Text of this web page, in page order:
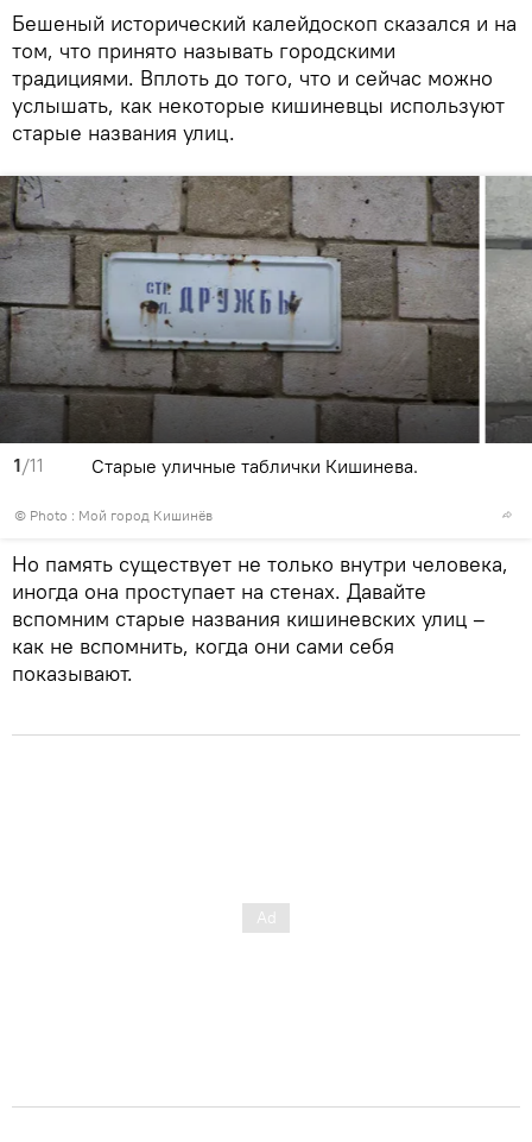
Бешеный исторический калейдоскоп сказался и на
том, что принято называть городскими
традициями. Вплоть до того, что и сейчас можно
услышать, как некоторые кишиневцы используют
старые названия улиц.
1/11
© Photo : Мой город Кишинёв
Старые уличные таблички Кишинева.
Но память существует не только внутри человека,
иногда она проступает на стенах. Давайте
вспомним старые названия кишиневских улиц –
как не вспомнить, когда они сами себя
показывают.